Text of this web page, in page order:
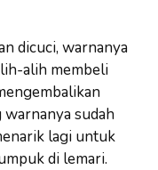
dicuci, warnanya
alih membeli
sudah
lagi untuk
di lemari.